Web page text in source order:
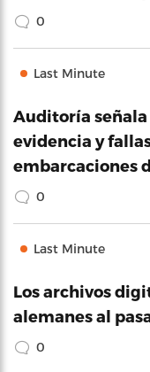
0
Last Minute
Auditoría
evidencia y
embarcaciones
0
Last Minute
Los archivos
alemanes al
0